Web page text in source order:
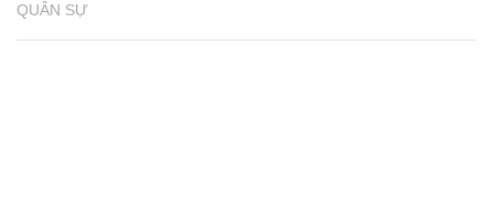
QUÂN SỰ